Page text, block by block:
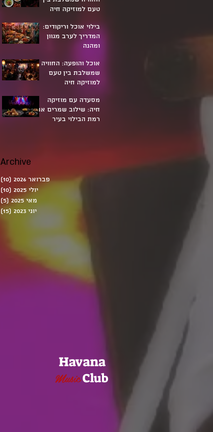
טעם למוזיקה חיה
בילוי אוכל וריקודים:
המדריך לערב מגוון
ומהנה
אוכל והופעה: החוויה
שמשלבת בין טעם
למוזיקה חיה
מסעדה עם מוזיקה
חיה: שילוב שמרים את
רמת הבילוי בעיר
Archive
פברואר 2026 (10)
יולי 2025
(10)
מאי 2025
(5)
יוני 2023
(15)
Havana
Club
Music